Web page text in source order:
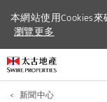
本網站使用Cookies
瀏覽更多
本網站使用Cookies
瀏覽更多
< 新聞中心